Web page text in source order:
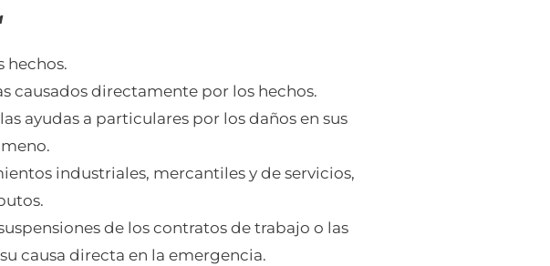
hechos.
causados directamente por los hechos.
ayudas a particulares por los daños en sus
industriales, mercantiles y de servicios,
de los contratos de trabajo o las
causa directa en la emergencia.